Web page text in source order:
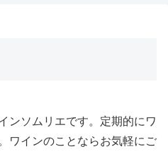
ンソムリエです。定期的にワ
ワインのことならお気軽にご